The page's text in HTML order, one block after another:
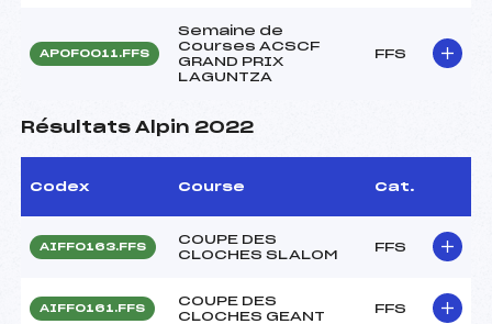
APOF0011.FFS
Semaine de
Courses ACSCF
GRAND PRIX
LAGUNTZA
FFS
Résultats Alpin 2022
Codex Course Cat.
AIFF0163.FFS
COUPE DES
CLOCHES SLALOM
FFS
AIFF0161.FFS
COUPE DES
CLOCHES GEANT
FFS